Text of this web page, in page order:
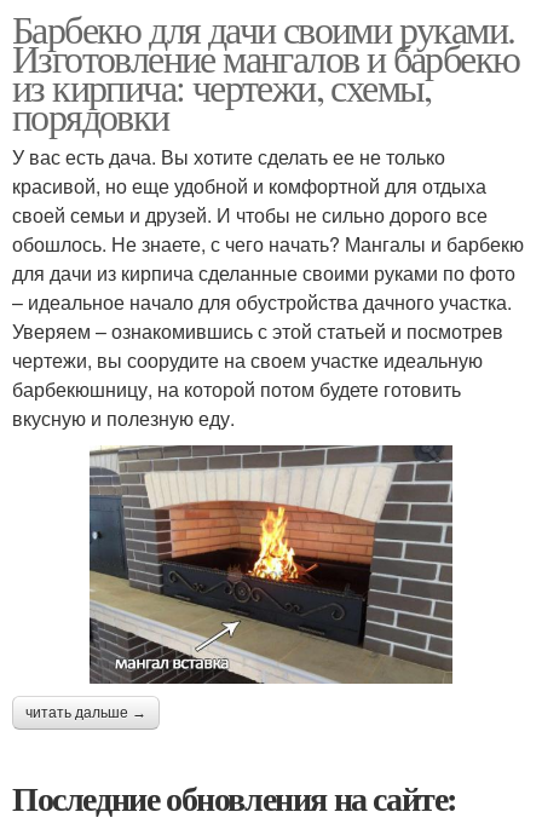
Барбекю для дачи своими руками.
Изготовление мангалов и барбекю
из кирпича: чертежи, схемы,
порядовки
У вас есть дача. Вы хотите сделать ее не только
красивой, но еще удобной и комфортной для отдыха
своей семьи и друзей. И чтобы не сильно дорого все
обошлось. Не знаете, с чего начать? Мангалы и барбекю
для дачи из кирпича сделанные своими руками по фото
– идеальное начало для обустройства дачного участка.
Уверяем – ознакомившись с этой статьей и посмотрев
чертежи, вы соорудите на своем участке идеальную
барбекюшницу, на которой потом будете готовить
вкусную и полезную еду.
читать дальше →
Последние обновления на сайте: